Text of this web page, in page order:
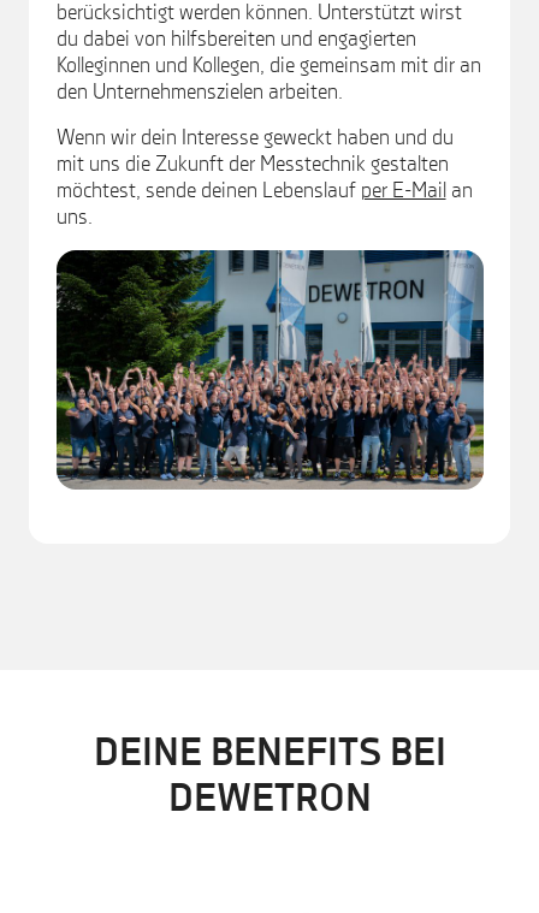
berücksichtigt werden können. Unterstützt wirst
du dabei von hilfsbereiten und engagierten
Kolleginnen und Kollegen, die gemeinsam mit dir an
den Unternehmenszielen arbeiten.
Wenn wir dein Interesse geweckt haben und du
mit uns die Zukunft der Messtechnik gestalten
möchtest, sende deinen Lebenslauf per E-Mail an
uns.
DEINE BENEFITS BEI
DEWETRON